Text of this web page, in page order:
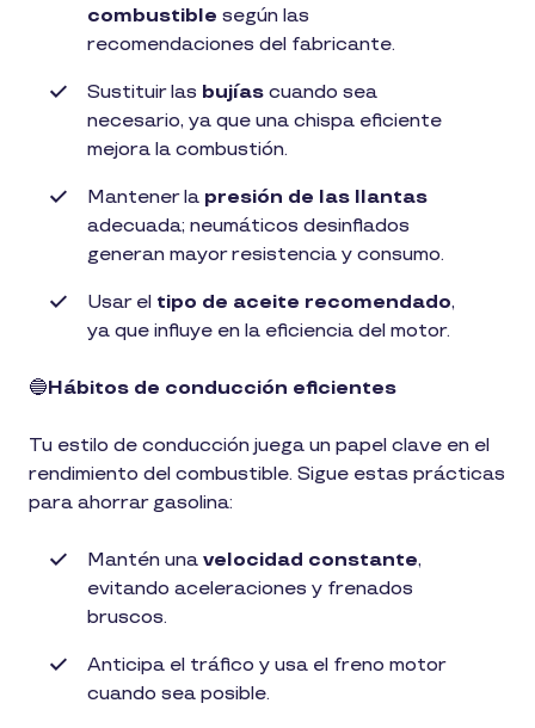
combustible según las
recomendaciones del fabricante.
Sustituir las bujías cuando sea
necesario, ya que una chispa eficiente
mejora la combustión.
Mantener la presión de las llantas
adecuada; neumáticos desinflados
generan mayor resistencia y consumo.
Usar el tipo de aceite recomendado,
ya que influye en la eficiencia del motor.
🔵Hábitos de conducción eficientes
Tu estilo de conducción juega un papel clave en el
rendimiento del combustible. Sigue estas prácticas
para ahorrar gasolina:
Mantén una velocidad constante,
evitando aceleraciones y frenados
bruscos.
Anticipa el tráfico y usa el freno motor
cuando sea posible.